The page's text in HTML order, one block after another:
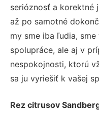
serióznosť a korektné
až po samotné
my sme iba ľudia,
spolupráce, ale aj v
nespokojnosti, ktorú
sa ju vyriešiť k vašej
Rez citrusov